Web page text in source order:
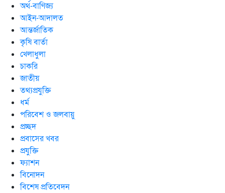
অর্থ-বাণিজ্য
আইন-আদালত
আন্তর্জাতিক
কৃষি বার্তা
খেলাধুলা
চাকরি
জাতীয়
তথ্যপ্রযুক্তি
ধর্ম
পরিবেশ ও জলবায়ু
প্রচ্ছদ
প্রবাসের খবর
প্রযুক্তি
ফ্যাশন
বিনোদন
বিশেষ প্রতিবেদন